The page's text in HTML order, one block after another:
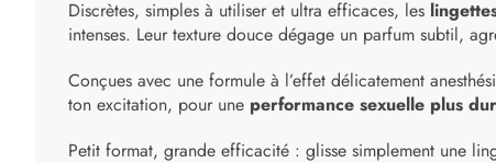
Discrètes, simples à utiliser et ultra efficaces, les
intenses. Leur texture douce dégage un parfum subtil,
Conçues avec une formule à l’effet délicatement
ton excitation, pour une performance sexuelle plus
Petit format, grande efficacité : glisse simplement une